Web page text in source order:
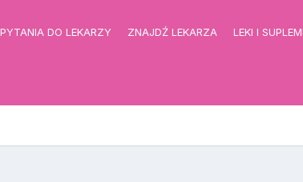
PYTANIA DO LEKARZY ZNAJDŹ LEKARZA LEKI I